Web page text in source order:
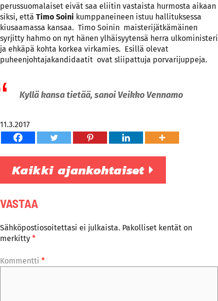
perussuomalaiset eivät saa eliitin vastaista hurmosta aikaan
siksi, että Timo Soini kumppaneineen istuu hallituksessa
kiusaamassa kansaa. Timo Soinin maisterijätkämäinen
syrjitty hahmo on nyt hänen ylhäisyytensä herra ulkoministeri
ja ehkäpä kohta korkea virkamies. Esillä olevat
puheenjohtajakandidaatit ovat sliipattuja porvarijuppeja.
Kyllä kansa tietää, sanoi Veikko Vennamo
11.3.2017
Kaikki ajankohtaiset
VASTAA
Sähköpostiosoitettasi ei julkaista. Pakolliset kentät on
merkitty *
Kommentti *